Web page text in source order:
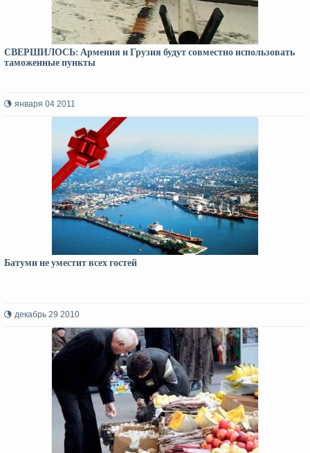
СВЕРШИЛОСЬ: Армения и Грузия будут совместно использовать
таможенные пункты
января 04 2011
Батуми не уместит всех гостей
декабрь 29 2010